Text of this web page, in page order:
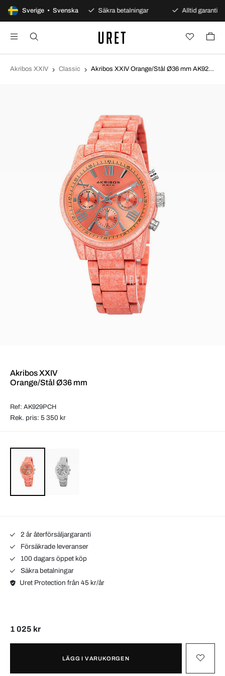
Sverige • Svenska
dagars öppet köp Säkra betalningar Alltid garanti
Akribos XXIV Classic Akribos XXIV Orange/Stål Ø36 mm AK929PCH
Akribos XXIV
Orange/Stål Ø36 mm
Ref: AK929PCH
Rek. pris: 5 350 kr
2 år återförsäljargaranti
Försäkrade leveranser
100 dagars öppet köp
Säkra betalningar
Uret Protection från 45 kr/år
1 025 kr
LÄGG I VARUKORGEN